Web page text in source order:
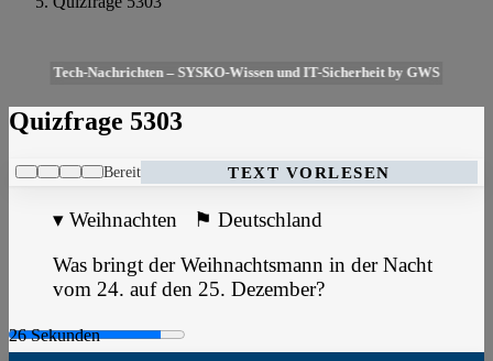
Tech-Nachrichten – SYSKO-Wissen und IT-Sicherheit by GWS
Quizfrage 5303
Bereit TEXT VORLESEN
▾ Weihnachten ⚑ Deutschland
Was bringt der Weihnachtsmann in der Nacht
vom 24. auf den 25. Dezember?